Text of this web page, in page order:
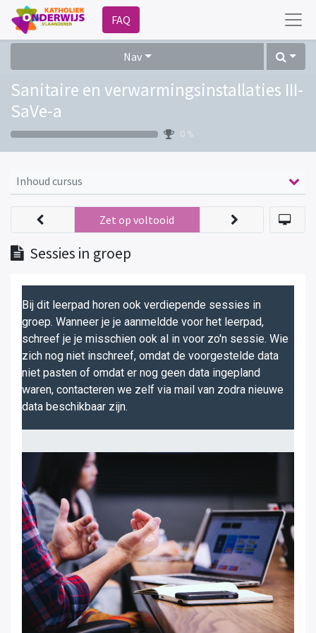
FAQ
Nav
Sanitaire en verwarmingsinstallaties III-
SaVe-a
0 %
Inhoud cursus
Sessies in groep
Zet op voltooid
Bij dit leerpad horen ook verdiepende sessies in
groep. Wanneer je je aanmeldde voor het leerpad,
schreef je je misschien ook al in voor zo'n sessie. Wie
zich nog niet inschreef, omdat de voorgestelde data
niet pasten of omdat er nog geen data ingepland
waren, contacteren we zelf via mail van zodra nieuwe
data beschikbaar zijn.